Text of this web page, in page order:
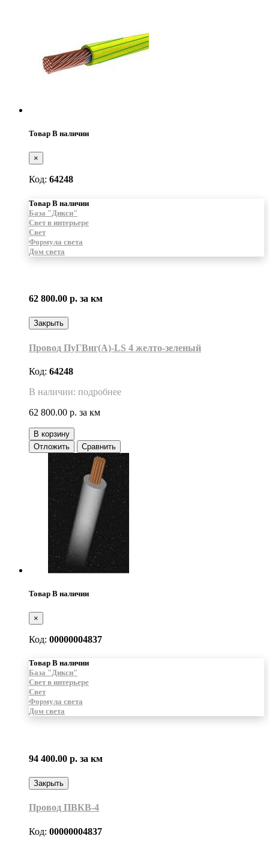
Товар В наличии
×
Код: 64248
Товар В наличии
База "Дикси"
Свет в интерьере
Свет
Формула света
Дом света
62 800.00 р. за км
Закрыть
Провод ПуГВнг(A)-LS 4 желто-зеленый
Код: 64248
В наличии: подробнее
62 800.00 р. за км
В корзину
Отложить
Сравнить
Товар В наличии
×
Код: 00000004837
Товар В наличии
База "Дикси"
Свет в интерьере
Свет
Формула света
Дом света
94 400.00 р. за км
Закрыть
Провод ПВКВ-4
Код: 00000004837